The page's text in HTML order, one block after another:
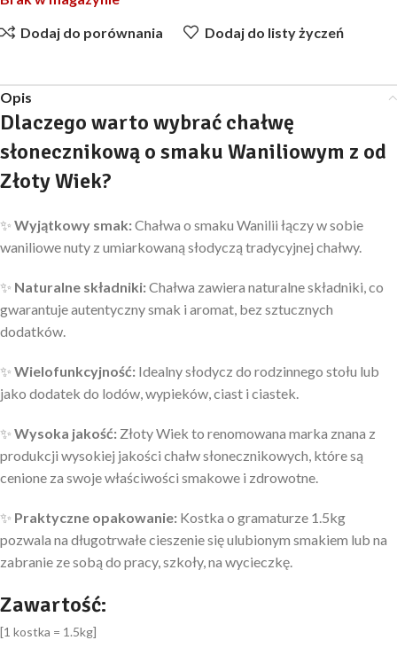
Dodaj do porównania
Dodaj do listy życzeń
Opis
Dlaczego warto wybrać chałwę
słonecznikową o smaku Waniliowym z od
Złoty Wiek?
✨ Wyjątkowy smak:Chałwa o smaku Wanilii łączy w sobie
waniliowe nuty z umiarkowaną słodyczą tradycyjnej chałwy.
✨ Naturalne składniki:Chałwa zawiera naturalne składniki, co
gwarantuje autentyczny smak i aromat, bez sztucznych
dodatków.
✨ Wielofunkcyjność: Idealny słodycz do rodzinnego stołu lub
jako dodatek do lodów, wypieków, ciast i ciastek.
✨ Wysoka jakość: Złoty Wiek to renomowana marka znana z
produkcji wysokiej jakości chałw słonecznikowych, które są
cenione za swoje właściwości smakowe i zdrowotne.
✨ Praktyczne opakowanie: Kostka o gramaturze 1.5kg
pozwala na długotrwałe cieszenie się ulubionym smakiem lub na
zabranie ze sobą do pracy, szkoły, na wycieczkę.
Zawartość:
[1 kostka = 1.5kg]